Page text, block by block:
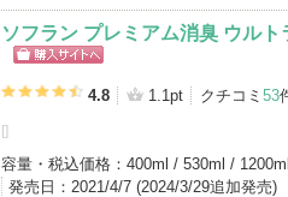
ソフラン プレミアム消臭 ウルト
グサイトへ4.8 1.1pt クチコミ 53
[]
容量・税込価格： 400ml / 530ml /
発売日： 2021/4/7 (2024/3/29追加発売)